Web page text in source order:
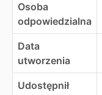
Osoba
odpowiedzialna
Data
utworzenia
Udostępnił